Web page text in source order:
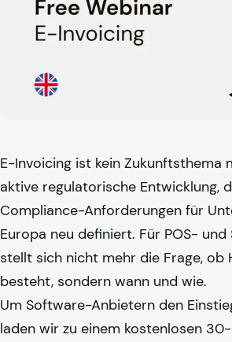
E-Invoicing ist kein Zukunftsthema
aktive regulatorische Entwicklung,
Compliance-Anforderungen für
Europa neu definiert. Für POS- und
stellt sich nicht mehr die Frage, ob
besteht, sondern wann und wie.
Um Software-Anbietern den
laden wir zu einem kostenlosen